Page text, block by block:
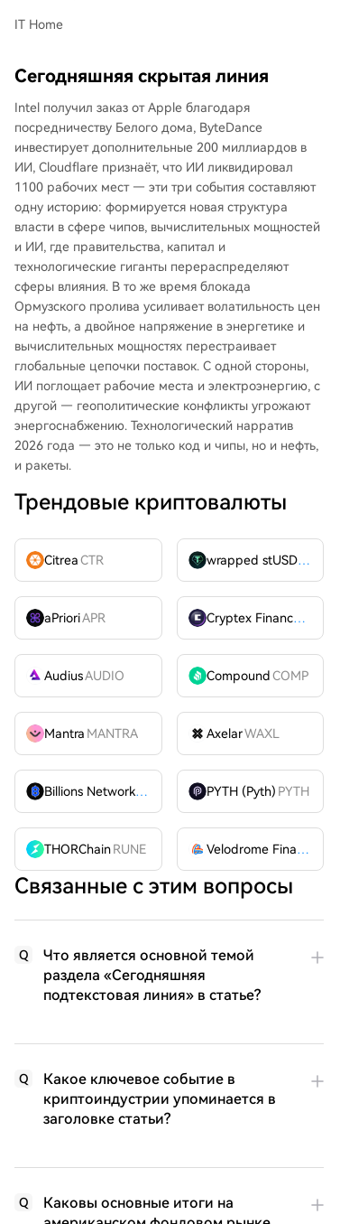
IT Home
Сегодняшняя скрытая линия
Intel получил заказ от Apple благодаря
посредничеству Белого дома, ByteDance
инвестирует дополнительные 200 миллиардов в
ИИ, Cloudflare признаёт, что ИИ ликвидировал
1100 рабочих мест — эти три события составляют
одну историю: формируется новая структура
власти в сфере чипов, вычислительных мощностей
и ИИ, где правительства, капитал и
технологические гиганты перераспределяют
сферы влияния. В то же время блокада
Ормузского пролива усиливает волатильность цен
на нефть, а двойное напряжение в энергетике и
вычислительных мощностях перестраивает
глобальные цепочки поставок. С одной стороны,
ИИ поглощает рабочие места и электроэнергию, с
другой — геополитические конфликты угрожают
энергоснабжению. Технологический нарратив
2026 года — это не только код и чипы, но и нефть,
и ракеты.
Трендовые криптовалюты
CitreaCTR wrapped stUSDT
aPrioriAPR Cryptex FinanceCTX
AudiusAUDIO CompoundCOMP
Mantra MANTRA AxelarWAXL
Billions Network
BILL PYTH (Pyth) PYTH
THORChainRUNE Velodrome Finance
Связанные с этим вопросы
Q
Что является основной темой
раздела «Сегодняшняя
подтекстовая линия» в статье?
Q
Какое ключевое событие в
криптоиндустрии упоминается в
заголовке статьи?
Q
Каковы основные итоги на